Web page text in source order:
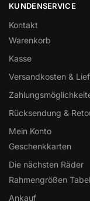
KUNDENSERVICE
Kontakt
Warenkorb
Kasse
Versandkosten &
Rücksendung &
Mein Konto
Geschenkkarten
Die nächsten Räder
Rahmengrößen
Ankauf